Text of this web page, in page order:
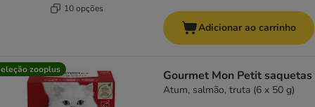
10 opções
Adicionar ao carrinho
zooplus Gourmet Mon Petit saquetas
Atum, salmão, truta (6 x 50 g)